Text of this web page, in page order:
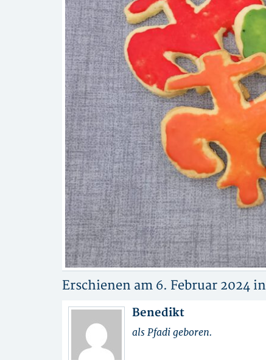
Erschienen am 6. Februar 2024 in
Benedikt
als Pfadi geboren.